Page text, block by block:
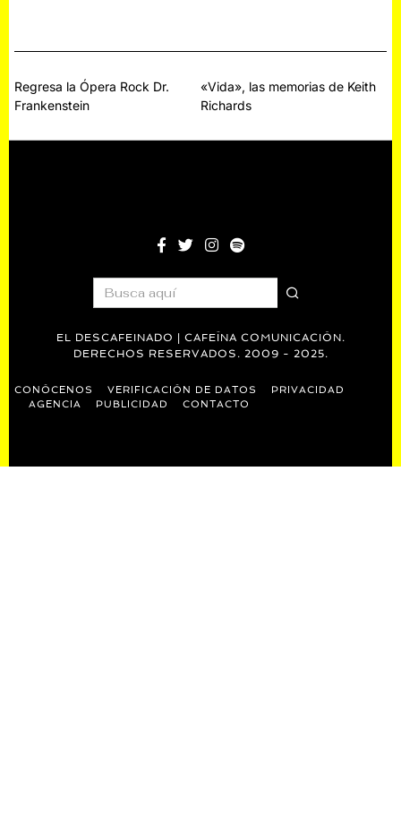
Navegación
de
entradas
Regresa la Ópera Rock Dr.
Frankenstein
«Vida», las memorias de Keith
Richards
EL DESCAFEINADO | CAFEÍNA COMUNICACIÓN.
DERECHOS RESERVADOS. 2009 - 2025.
CONÓCENOS VERIFICACIÓN DE DATOS
PRIVACIDAD
AGENCIA
PUBLICIDAD CONTACTO